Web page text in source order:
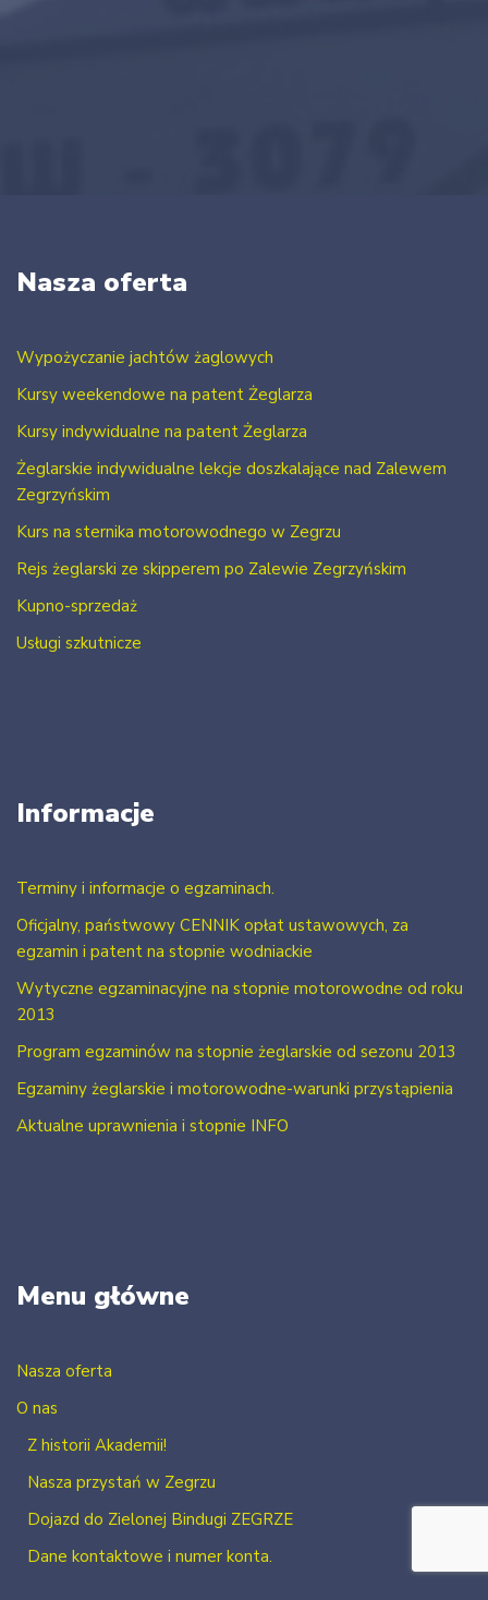
Nasza oferta
Wypożyczanie jachtów żaglowych
Kursy weekendowe na patent Żeglarza
Kursy indywidualne na patent Żeglarza
Żeglarskie indywidualne lekcje doszkalające nad Zalewem
Zegrzyńskim
Kurs na sternika motorowodnego w Zegrzu
Rejs żeglarski ze skipperem po Zalewie Zegrzyńskim
Kupno-sprzedaż
Usługi szkutnicze
Informacje
Terminy i informacje o egzaminach.
Oficjalny, państwowy CENNIK opłat ustawowych, za
egzamin i patent na stopnie wodniackie
Wytyczne egzaminacyjne na stopnie motorowodne od roku
2013
Program egzaminów na stopnie żeglarskie od sezonu 2013
Egzaminy żeglarskie i motorowodne-warunki przystąpienia
Aktualne uprawnienia i stopnie INFO
Menu główne
Nasza oferta
O nas
Z historii Akademii!
Nasza przystań w Zegrzu
Dojazd do Zielonej Bindugi ZEGRZE
Dane kontaktowe i numer konta.